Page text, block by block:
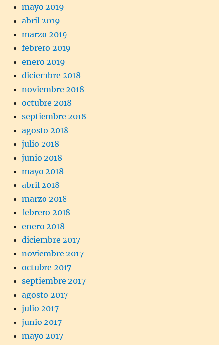
mayo 2019
abril 2019
marzo 2019
febrero 2019
enero 2019
diciembre 2018
noviembre 2018
octubre 2018
septiembre 2018
agosto 2018
julio 2018
junio 2018
mayo 2018
abril 2018
marzo 2018
febrero 2018
enero 2018
diciembre 2017
noviembre 2017
octubre 2017
septiembre 2017
agosto 2017
julio 2017
junio 2017
mayo 2017